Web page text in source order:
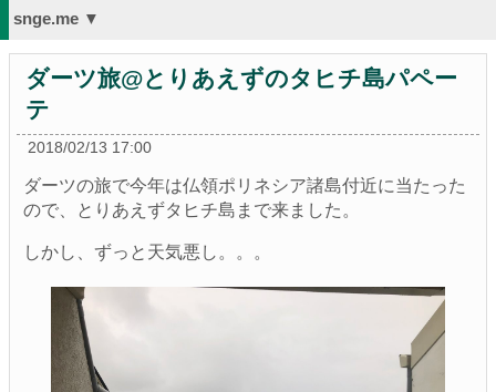
snge.me ▼
ダーツ旅@とりあえずのタヒチ島パペー
テ
2018/02/13 17:00
ダーツの旅で今年は仏領ポリネシア諸島付近に当たった
ので、とりあえずタヒチ島まで来ました。
しかし、ずっと天気悪し。。。